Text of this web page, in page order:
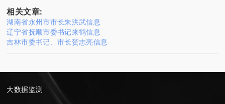
相关文章:
湖南省永州市市长朱洪武信息
辽宁省抚顺市委书记来鹤信息
吉林市委书记、市长贺志亮信息
大数据监测